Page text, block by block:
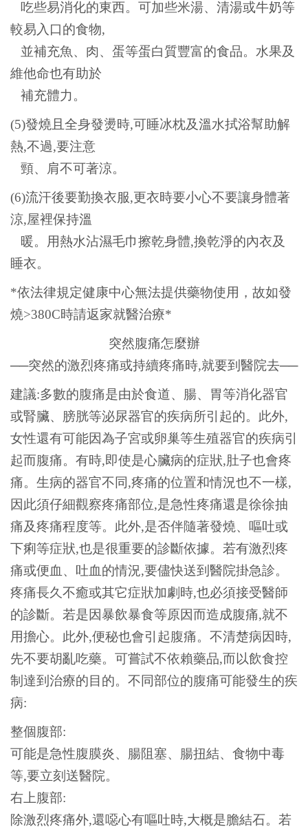
吃些易消化的東西。可加些米湯、清湯或牛奶等
較易入口的食物,
並補充魚、肉、蛋等蛋白質豐富的食品。水果及
維他命也有助於
補充體力。
(5)發燒且全身發燙時,可睡冰枕及溫水拭浴幫助解
熱,不過,要注意
頸、肩不可著涼。
(6)流汗後要勤換衣服,更衣時要小心不要讓身體著
涼,屋裡保持溫
暖。用熱水沾濕毛巾擦乾身體,換乾淨的內衣及
睡衣。
*依法律規定健康中心無法提供藥物使用，故如發
燒>380C時請返家就醫治療*
突然腹痛怎麼辦
──突然的激烈疼痛或持續疼痛時,就要到醫院去──
建議:多數的腹痛是由於食道、腸、胃等消化器官
或腎臟、膀胱等泌尿器官的疾病所引起的。此外,
女性還有可能因為子宮或卵巢等生殖器官的疾病引
起而腹痛。有時,即使是心臟病的症狀,肚子也會疼
痛。生病的器官不同,疼痛的位置和情況也不一樣,
因此須仔細觀察疼痛部位,是急性疼痛還是徐徐抽
痛及疼痛程度等。此外,是否伴隨著發燒、嘔吐或
下痢等症狀,也是很重要的診斷依據。若有激烈疼
痛或便血、吐血的情況,要儘快送到醫院掛急診。
疼痛長久不癒或其它症狀加劇時,也必須接受醫師
的診斷。若是因暴飲暴食等原因而造成腹痛,就不
用擔心。此外,便秘也會引起腹痛。不清楚病因時,
先不要胡亂吃藥。可嘗試不依賴藥品,而以飲食控
制達到治療的目的。不同部位的腹痛可能發生的疾
病:
整個腹部:
可能是急性腹膜炎、腸阻塞、腸扭結、食物中毒
等,要立刻送醫院。
右上腹部:
除激烈疼痛外,還噁心有嘔吐時,大概是膽結石。若